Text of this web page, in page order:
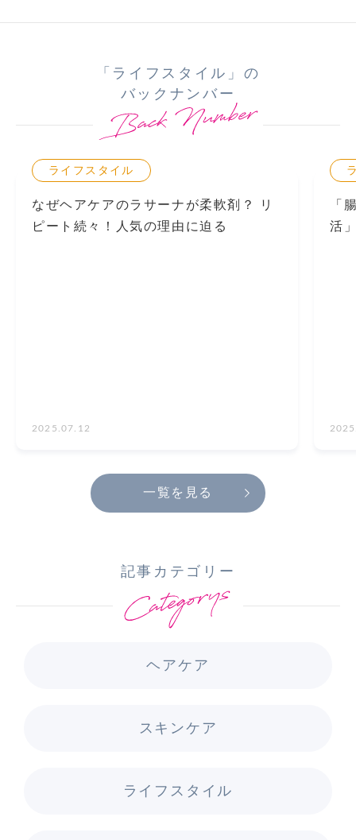
「ライフスタイル」の
バックナンバー
ライフスタイル
なぜヘアケアのラサーナが柔軟剤？ リ
ピート続々！人気の理由に迫る
2025.07.12
「
活
一覧を見る
記事カテゴリー
ヘアケア
スキンケア
ライフスタイル